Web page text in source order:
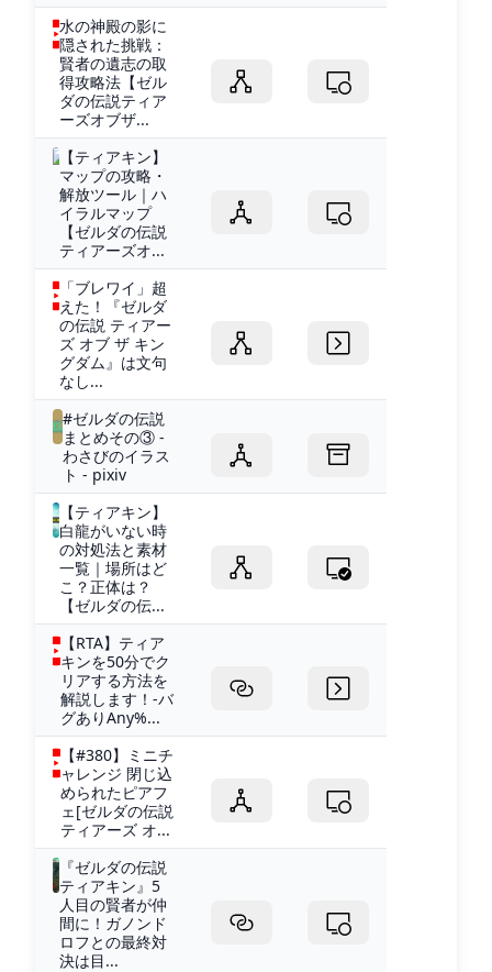
水の神殿の影に
隠された挑戦：
賢者の遺志の取
得攻略法【ゼル
ダの伝説ティア
ーズオブザ...
【ティアキン】
マップの攻略・
解放ツール｜ハ
イラルマップ
【ゼルダの伝説
ティアーズオ...
「ブレワイ」超
えた！『ゼルダ
の伝説 ティアー
ズ オブ ザ キン
グダム』は文句
なし...
#ゼルダの伝説
まとめその③ -
わさびのイラス
ト - pixiv
【ティアキン】
白龍がいない時
の対処法と素材
一覧｜場所はど
こ？正体は？
【ゼルダの伝...
【RTA】ティア
キンを50分でク
リアする方法を
解説します！-バ
グありAny%...
【#380】ミニチ
ャレンジ 閉じ込
められたピアフ
ェ[ゼルダの伝説
ティアーズ オ...
『ゼルダの伝説
ティアキン』5
人目の賢者が仲
間に！ガノンド
ロフとの最終対
決は目...